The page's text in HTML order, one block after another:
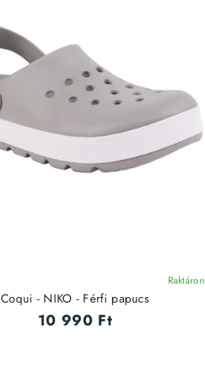
Raktáron
Coqui - NIKO - Férfi papucs
10 990 Ft